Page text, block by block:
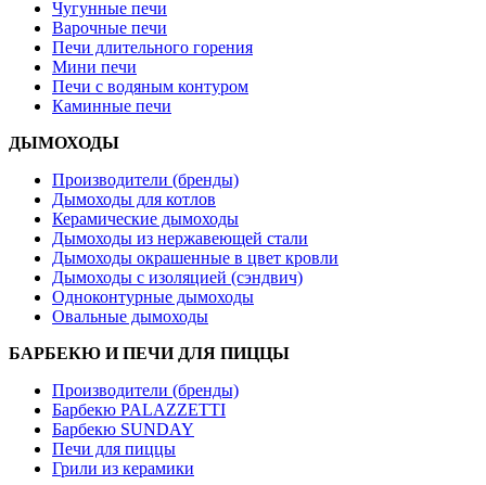
Чугунные печи
Варочные печи
Печи длительного горения
Мини печи
Печи с водяным контуром
Каминные печи
ДЫМОХОДЫ
Производители (бренды)
Дымоходы для котлов
Керамические дымоходы
Дымоходы из нержавеющей стали
Дымоходы окрашенные в цвет кровли
Дымоходы с изоляцией (сэндвич)
Одноконтурные дымоходы
Овальные дымоходы
БАРБЕКЮ И ПЕЧИ ДЛЯ ПИЦЦЫ
Производители (бренды)
Барбекю PALAZZETTI
Барбекю SUNDAY
Печи для пиццы
Грили из керамики